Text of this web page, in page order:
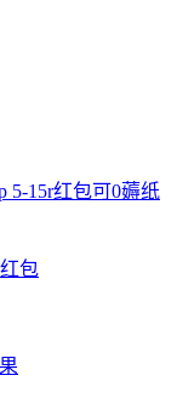
5-15r红包可0薅纸
包